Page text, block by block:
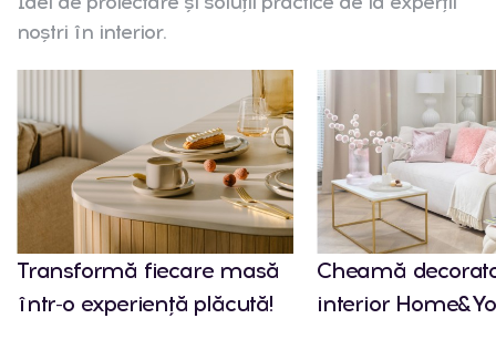
noștri în interior.
Transformă fiecare masă
într-o experiență plăcută!
Cheamă
interior